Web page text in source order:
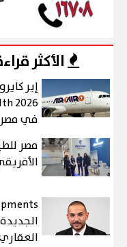
الأكثر
إير
في مصر
مصر
الأفريقي